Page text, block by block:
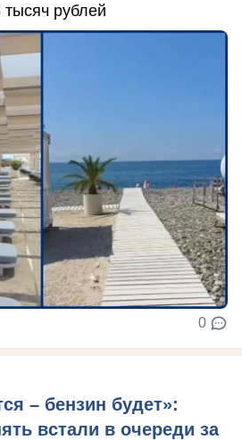
тысяч рублей
0
– бензин будет»:
встали в очереди за